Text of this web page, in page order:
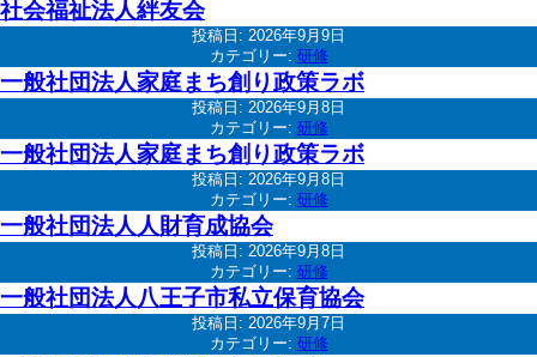
社会福祉法人絆友会
投稿日: 2026年9月9日
カテゴリー: 研修
一般社団法人家庭まち創り政策ラボ
投稿日: 2026年9月8日
カテゴリー: 研修
一般社団法人家庭まち創り政策ラボ
投稿日: 2026年9月8日
カテゴリー: 研修
一般社団法人人財育成協会
投稿日: 2026年9月8日
カテゴリー: 研修
一般社団法人八王子市私立保育協会
投稿日: 2026年9月7日
カテゴリー: 研修